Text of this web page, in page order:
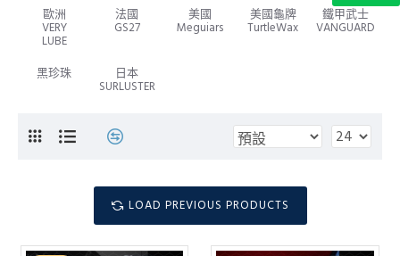
歐洲
VERY
LUBE
法國
GS27
美國
Meguiars
美國龜牌
TurtleWax
鐵甲武士
VANGUARD
黑珍珠
日本
SURLUSTER
LOAD PREVIOUS PRODUCTS